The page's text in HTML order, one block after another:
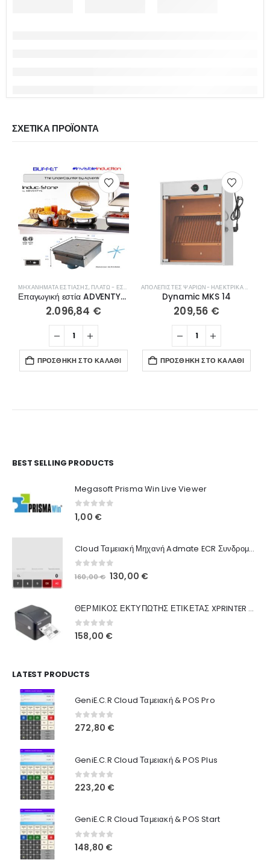
ΣΧΕΤΙΚΆ ΠΡΟΪΌΝΤΑ
ΜΗΧΑΝΉΜΑΤΑ ΕΣΤΊΑΣΗΣ,ΠΛΑΤΏ - ΕΣΤΊΕΣ ΨΗΣΊΜΑΤΟΣ
Επαγωγική εστία ADVENTYS Induc’Stone
2.096,84 €
ΠΡΟΣΘΉΚΗ ΣΤΟ ΚΑΛΆΘΙ
Dynamic MKS 14
209,56 €
ΠΡΟΣΘΉΚΗ ΣΤΟ ΚΑΛΆΘΙ
BEST SELLING PRODUCTS
Megasoft Prisma Win Live Viewer
0 out of 5
1,00 €
Cloud Ταμειακή Μηχανή Admate ECR Συνδρομή 12 μηνών
out of 5
160,00€ Original
160,00 €.
130,00 €Η
είναι:
ΘΕΡΜΙΚΟΣ ΕΚΤΥΠΩΤΗΣ ΕΤΙΚΕΤΑΣ XPRINTER XP-420B
0out of 5
158,00 €
LATEST PRODUCTS
GeniE.C.R Cloud Ταμειακή & POS Pro
0out of 5
272,80 €
GeniE.C.R Cloud Ταμειακή & POS Plus
0out of 5
223,20 €
GeniE.C.R Cloud Ταμειακή & POS Start
0out of 5
148,80 €
Ο Λογαριασμός μου
Στοιχεία λογαριασμού
Παραγγελίες
Πληροφορίες Καταστήματος
Ποιοι Είμαστε
Γιατί Εμάς
Blog
Όροι Χρήσης
Τρόποι Αγοράς
Τρόποι Πληρωμής
Τρόποι Αποστολής
Ασφάλεια Πληρωμών
© INTEPROF 2025